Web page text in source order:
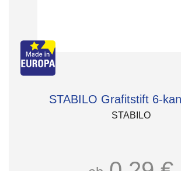
STABILO Grafitstift 6-
STABILO